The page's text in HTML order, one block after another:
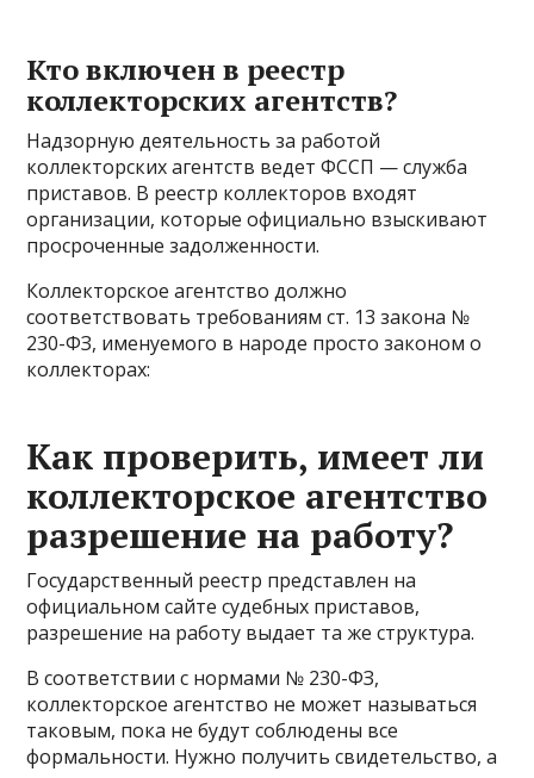
Кто включен в реестр
коллекторских агентств?
Надзорную деятельность за работой
коллекторских агентств ведет ФССП — служба
приставов. В реестр коллекторов входят
организации, которые официально взыскивают
просроченные задолженности.
Коллекторское агентство должно
соответствовать требованиям ст. 13 закона №
230-ФЗ, именуемого в народе просто законом о
коллекторах:
Как проверить, имеет ли
коллекторское агентство
разрешение на работу?
Государственный реестр представлен на
официальном сайте судебных приставов,
разрешение на работу выдает та же структура.
В соответствии с нормами № 230-ФЗ,
коллекторское агентство не может называться
таковым, пока не будут соблюдены все
формальности. Нужно получить свидетельство, а